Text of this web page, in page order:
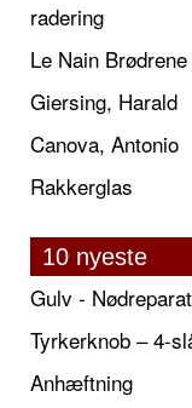
radering
Le Nain Brødrene
Giersing, Harald
Canova, Antonio
Rakkerglas
10 nyeste
Gulv -
Tyrkerknob – 4-
Anhæftning